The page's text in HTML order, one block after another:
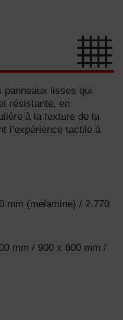
panneaux lisses qui
résistante, en
à la texture de la
l’expérience tactile à
mm (mélamine) / 2.770
mm / 900 x 600 mm /